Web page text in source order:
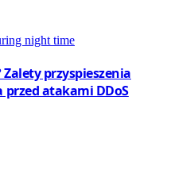
Zalety przyspieszenia
atakami DDoS